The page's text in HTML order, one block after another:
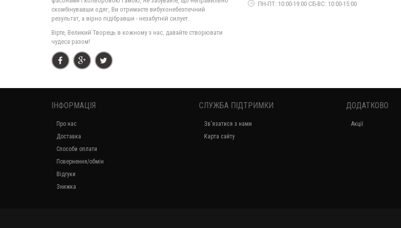
Коротка жіноча шуба пальто зі штучної овчини
скомбінувавши одяг, Ви отримаєте вибухонебезпечний
результат, а вірно підібравши - незабутній силует.
Вірте, Великий Творець в кожному з нас, давайте створювати
чудеса разом!
ПН-ПТ: 10:00-19:00 СБ-ВС: 10:00-15:00
ІНФОРМАЦІЯ
Про нас
Доставка
Способи оплати
Повернення/обмін
Відгуки
Знижка
СЛУЖБА ПІДТРИМКИ
Зв'язатися з нами
Карта сайту
ДОДАТКОВО
Акції